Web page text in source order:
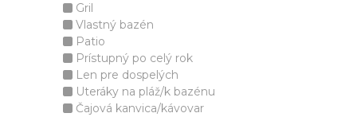
Gril
Vlastný bazén
Patio
Prístupný po celý rok
Len pre dospelých
Uteráky na pláž/k bazénu
Čajová kanvica/kávovar